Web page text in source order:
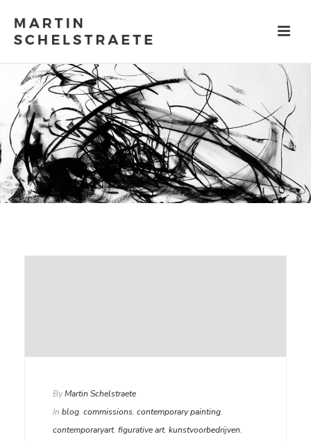
ByMartin Schelstraete
In blog, commissions, contemporary painting,
contemporaryart, figurative art, kunstvoorbedrijven,